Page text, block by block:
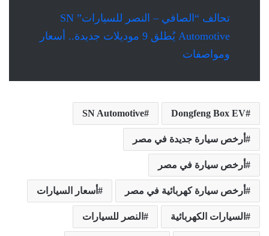
تحالف “الصافي – النصر للسيارات” SN
Automotive يُطلق 9 موديلات جديدة.. أسعار
ومواصفات
Dongfeng Box EV
SN Automotive
أرخص سيارة جديدة في مصر
أرخص سيارة في مصر
أرخص سيارة كهربائية في مصر أسعار السيارات
السيارات الكهربائية النصر للسيارات